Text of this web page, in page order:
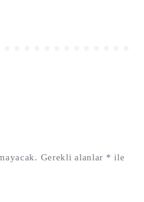
Gerekli alanlar * ile